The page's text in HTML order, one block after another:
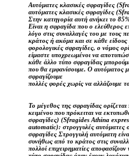
Αυτόματες κλασικές σφραγίδες
αυτόματες κλασικές σφραγίδες
Στην κατηγορία αυτή ανήκει το
Είναι η σφραγίδα που ο ελεύθερος
λόγο στις συναλλαγές του με τους
κράτος ή ακόμα και σε κάθε
φορολογικές σφραγίδες, ο νόμος
είμαστε υποχρεωμένοι να
κάθε άλλο τύπο σφραγίδας
που θα εμφανίσουμε. Ο αυτόματος
σφραγίζουμε
πολλές φορές χωρίς να αλλάζουμε
Το μέγεθος της σφραγίδας
κειμένου που πρόκειται να
σφραγίδες) (Sfragides Athina
automatic): στρογγυλές αυτόματες
σφραγίδες Στρογγυλή αυτόματη
συνήθως από το κράτος στις
πολλοί επιχειρηματίες